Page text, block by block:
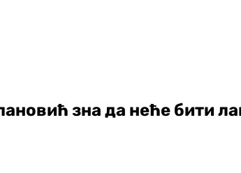
зна да неће бити